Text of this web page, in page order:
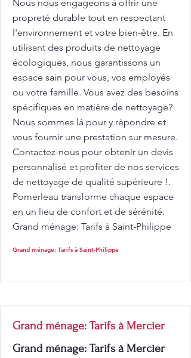
Nous nous engageons à offrir une
propreté durable tout en respectant
l'environnement et votre bien-être. En
utilisant des produits de nettoyage
écologiques, nous garantissons un
espace sain pour vous, vos employés
ou votre famille. Vous avez des besoins
spécifiques en matière de nettoyage?
Nous sommes là pour y répondre et
vous fournir une prestation sur mesure.
Contactez-nous pour obtenir un devis
personnalisé et profiter de nos services
de nettoyage de qualité supérieure !.
Pomerleau transforme chaque espace
en un lieu de confort et de sérénité.
Grand ménage: Tarifs à Saint-Philippe
Grand ménage: Tarifs à Saint-Philippe
Grand ménage: Tarifs à Mercier
Grand ménage: Tarifs à Mercier